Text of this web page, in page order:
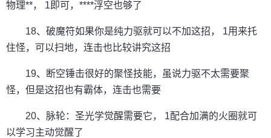
物理**， 1即可，****浮空也够了
18、破魔符如果你是纯力驱就可以不加这招， 1用来托
住怪，可以扫地，连击也比较讲究这招
19、断空锤击很好的聚怪技能，虽说力驱不太需要聚
怪，但是这招也有霸体，连击也需要
20、脉轮：圣光学觉醒需要它， 1配合加满的火圈就可
以学习主动觉醒了